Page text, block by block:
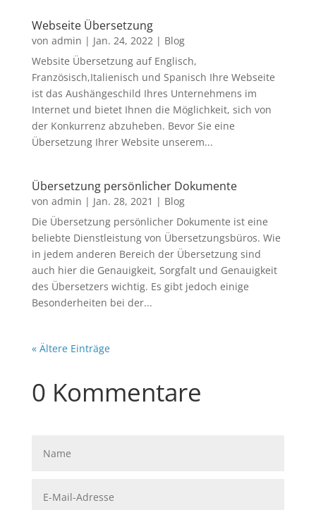
Webseite Übersetzung
von admin | Jan. 24, 2022| Blog
Website Übersetzung auf Englisch,
Französisch,Italienisch und Spanisch Ihre Webseite
ist das Aushängeschild Ihres Unternehmens im
Internet und bietet Ihnen die Möglichkeit, sich von
der Konkurrenz abzuheben. Bevor Sie eine
Übersetzung Ihrer Website unserem...
Übersetzung persönlicher Dokumente
von admin | Jan. 28, 2021 | Blog
Die Übersetzung persönlicher Dokumente ist eine
beliebte Dienstleistung von Übersetzungsbüros. Wie
in jedem anderen Bereich der Übersetzung sind
auch hier die Genauigkeit, Sorgfalt und Genauigkeit
des Übersetzers wichtig. Es gibt jedoch einige
Besonderheiten bei der...
« Ältere Einträge
0 Kommentare